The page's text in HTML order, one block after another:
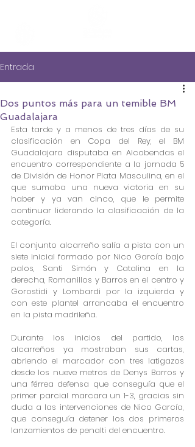
Entrada
Dos puntos más para un temible BM
Guadalajara
Esta tarde y a menos de tres días de su
clasificación en Copa del Rey, el BM
Guadalajara disputaba en Alcobendas el
encuentro correspondiente a la jornada 5
de División de Honor Plata Masculina, en el
que sumaba una nueva victoria en su
haber y ya van cinco, que le permite
continuar liderando la clasificación de la
categoría.
El conjunto alcarreño salía a pista con un
siete inicial formado por Nico García bajo
palos, Santi Simón y Catalina en la
derecha, Romanillos y Barros en el centro y
Gorostidi y Lombardi por la izquierda y
con este plantel arrancaba el encuentro
en la pista madrileña.
Durante los inicios del partido, los
alcarreños ya mostraban sus cartas,
abriendo el marcador con tres latigazos
desde los nueve metros de Denys Barros y
una férrea defensa que conseguía que el
primer parcial marcara un 1-3, gracias sin
duda a las intervenciones de Nico García,
que conseguía detener los dos primeros
lanzamientos de penalti del encuentro.